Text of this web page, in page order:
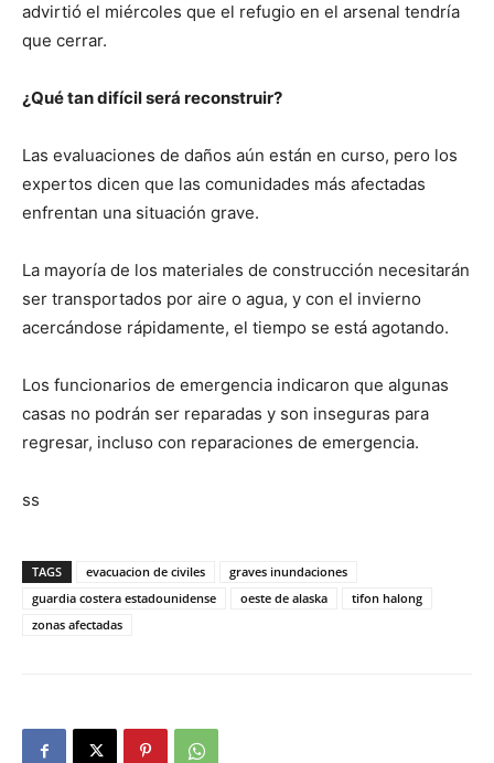
advirtió el miércoles que el refugio en el arsenal tendría
que cerrar.
¿Qué tan difícil será reconstruir?
Las evaluaciones de daños aún están en curso, pero los
expertos dicen que las comunidades más afectadas
enfrentan una situación grave.
La mayoría de los materiales de construcción necesitarán
ser transportados por aire o agua, y con el invierno
acercándose rápidamente, el tiempo se está agotando.
Los funcionarios de emergencia indicaron que algunas
casas no podrán ser reparadas y son inseguras para
regresar, incluso con reparaciones de emergencia.
ss
TAGS evacuacion de civiles
graves inundaciones
guardia costera estadounidense
oeste de alaska
tifon halong
zonas afectadas